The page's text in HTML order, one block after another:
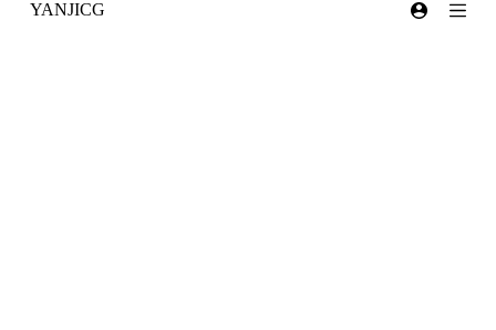
跳
YANJICG